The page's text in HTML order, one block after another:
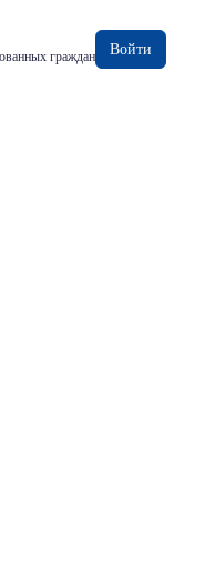
граждан Войти